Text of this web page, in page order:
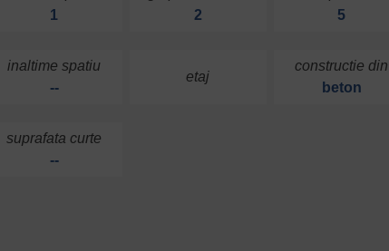
1
2
5
inaltime spatiu
--
etaj
constructie din
beton
suprafata curte
--